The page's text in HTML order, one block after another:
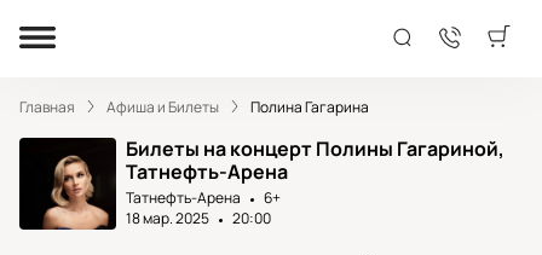
Главная Афиша и Билеты Полина Гагарина
Билеты на концерт Полины Гагариной,
Татнефть-Арена
Татнефть-Арена
6+
18 мар. 2025
20:00